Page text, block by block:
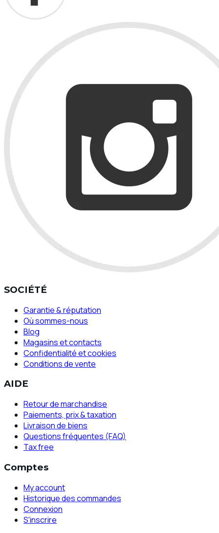
SOCIÉTÉ
Garantie & réputation
Où sommes-nous
Blog
Magasins et contacts
Confidentialité et cookies
Conditions de vente
AIDE
Retour de marchandise
Paiements, prix & taxation
Livraison de biens
Questions fréquentes (FAQ)
Tax free
Comptes
My account
Historique des commandes
Connexion
S'inscrire